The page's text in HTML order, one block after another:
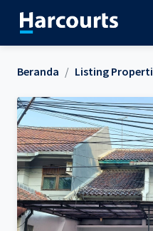
Beranda Listing Properti